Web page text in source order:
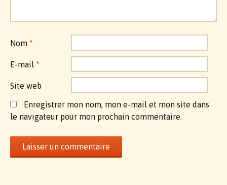
Nom *
E-mail *
Site web
Enregistrer mon nom, mon e-mail et mon site dans
le navigateur pour mon prochain commentaire.